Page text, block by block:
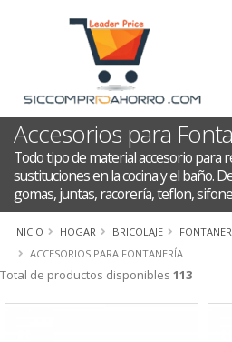
Accesorios para
Todo tipo de material accesorio para
sustituciones en la cocina y el baño.
gomas, juntas, racorería, teflon,
INICIO HOGAR BRICOLAJE
ACCESORIOS PARA FONTANERÍA
Total de productos disponibles 113